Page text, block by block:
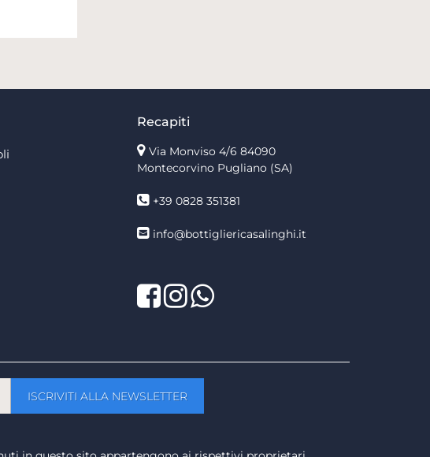
Recapiti
Via Monviso 4/6 84090
Montecorvino Pugliano (SA)
+39 0828 351381
info@bottigliericasalinghi.it
Facebook
TwitterLinkedIn